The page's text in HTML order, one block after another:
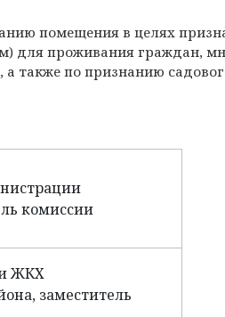
помещения в целях
для проживания граждан,
также по признанию
комиссии
и ЖКХ
заместитель